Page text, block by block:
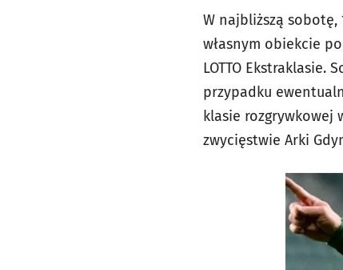
W najbliższą sobotę,
własnym obiekcie
LOTTO
przypadku
klasie rozgrywkowej
zwycięstwie Arki